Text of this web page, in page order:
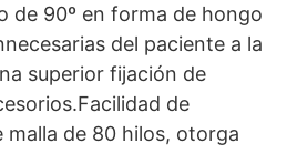
de 90º en forma de hongo
del paciente a la
superior fijación de
de
malla de 80 hilos, otorga